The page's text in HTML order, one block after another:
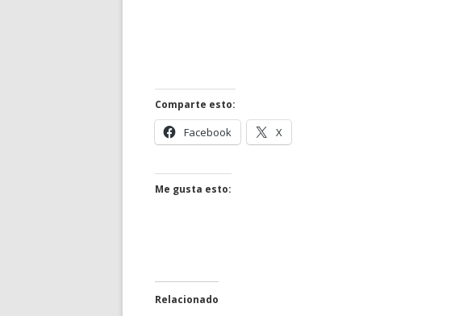
Comparte esto:
Facebook
Abrir
en
X
en
Me gusta esto:
Relacionado